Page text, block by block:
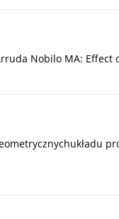
Nobilo MA: